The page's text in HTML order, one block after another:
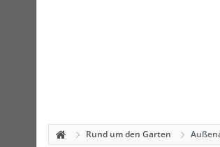
Rund um den Garten